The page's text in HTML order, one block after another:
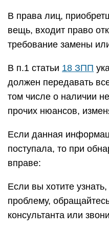
В права лиц,
вещь, входит право
требование замены
В п.1 статьи 18 ЗПП
должен передавать
том числе о наличии
прочих нюансов,
Если данная
поступала, то при
вправе:
Если вы хотите
проблему,
консультанта или